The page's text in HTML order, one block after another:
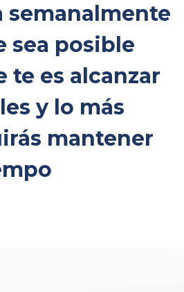
semanalmente
sea posible
te es alcanzar
y lo más
mantener